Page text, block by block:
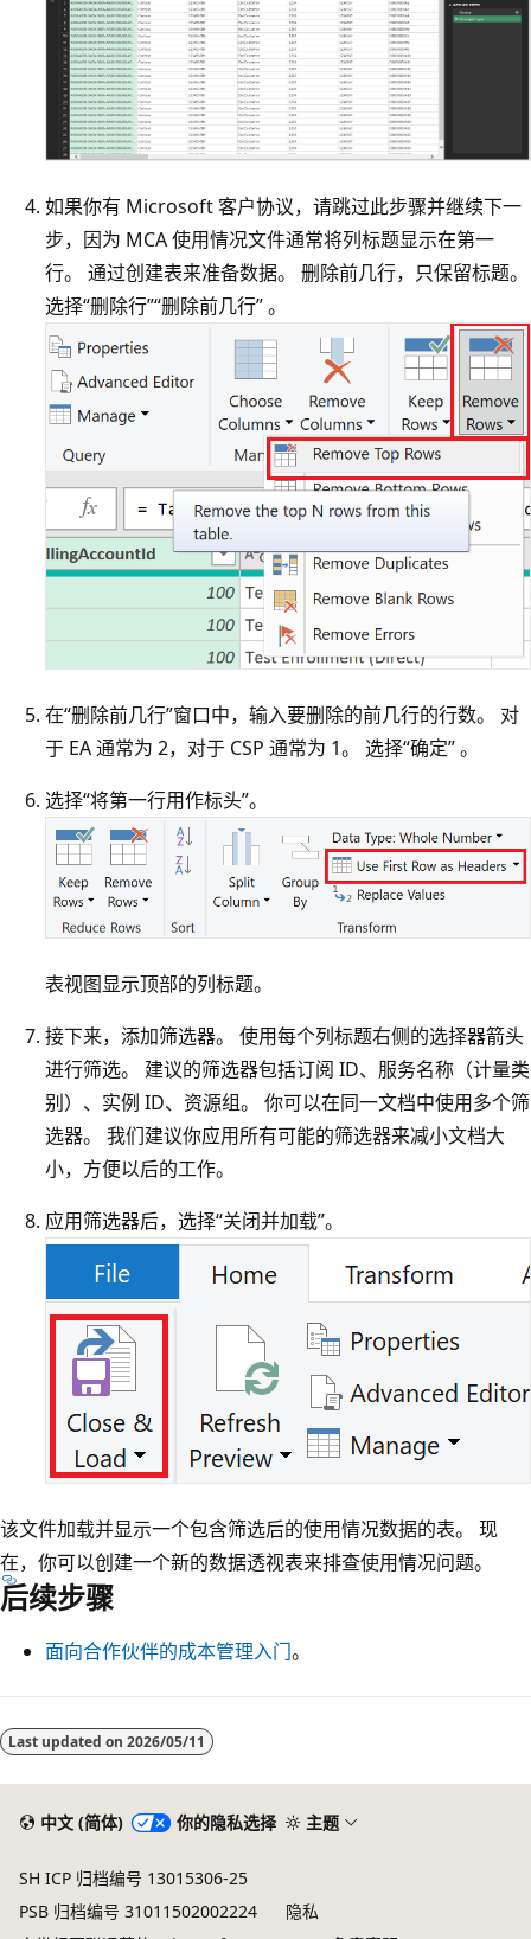
如果你有 Microsoft 客户协议，请跳过此步骤并继续下一
步，因为 MCA 使用情况文件通常将列标题显示在第一
行。 通过创建表来准备数据。 删除前几行，只保留标题。
选择“删除行”“删除前几行” 。
在“删除前几行”窗口中，输入要删除的前几行的行数。 对
于 EA 通常为 2，对于 CSP 通常为 1。 选择“确定” 。
选择“将第一行用作标头”。
表视图显示顶部的列标题。
接下来，添加筛选器。 使用每个列标题右侧的选择器箭头
进行筛选。 建议的筛选器包括订阅 ID、服务名称（计量类
别）、实例 ID、资源组。 你可以在同一文档中使用多个筛
选器。 我们建议你应用所有可能的筛选器来减小文档大
小，方便以后的工作。
应用筛选器后，选择“关闭并加载”。
该文件加载并显示一个包含筛选后的使用情况数据的表。 现
在，你可以创建一个新的数据透视表来排查使用情况问题。
后续步骤
面向合作伙伴的成本管理入门。
Last updated on 2026/05/11
中文 (简体) 你的隐私选择 主题
SH ICP 归档编号 13015306-25
PSB 归档编号 31011502002224
隐私